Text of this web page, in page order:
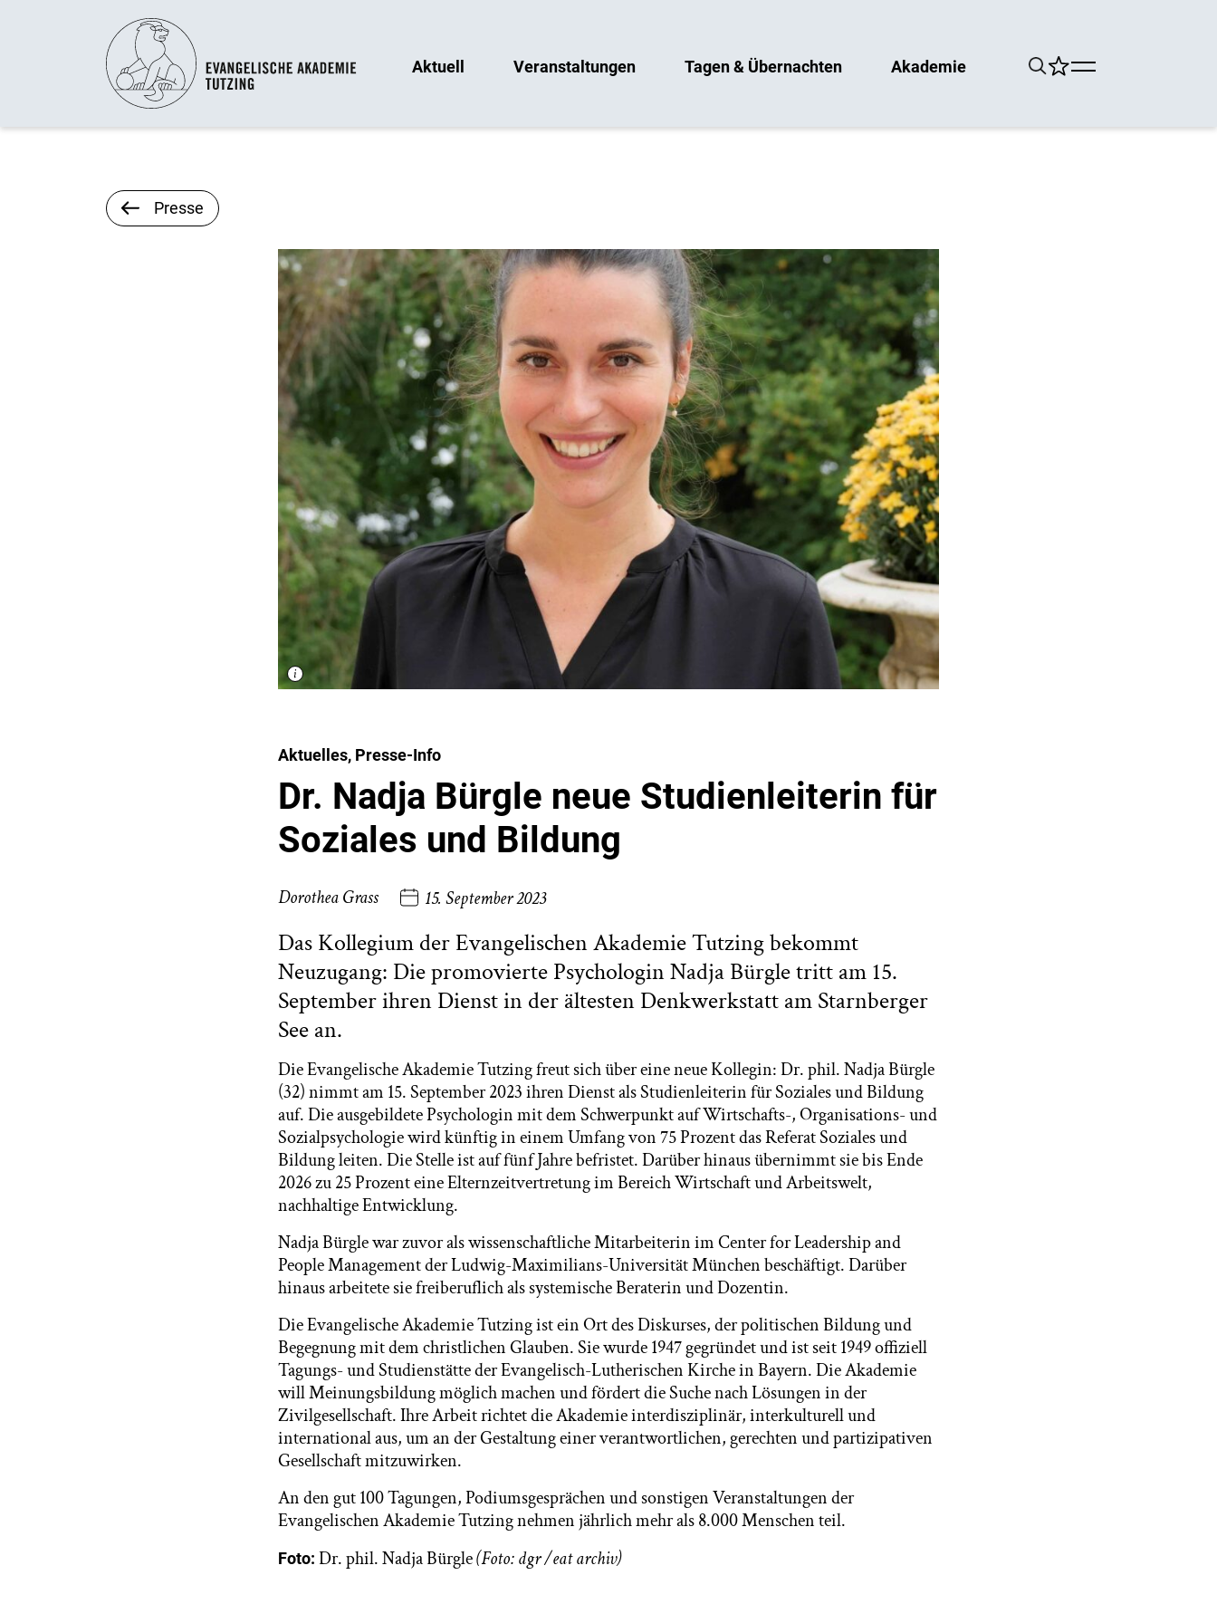
Aktuell Veranstaltungen Tagen & Übernachten Akademie
Presse
Aktuelles, Presse-Info
Dr. Nadja Bürgle neue Studienleiterin für
Soziales und Bildung
Dorothea Grass 15. September 2023
Das Kollegium der Evangelischen Akademie Tutzing bekommt
Neuzugang: Die promovierte Psychologin Nadja Bürgle tritt am 15.
September ihren Dienst in der ältesten Denkwerkstatt am Starnberger
See an.
Die Evangelische Akademie Tutzing freut sich über eine neue Kollegin: Dr. phil. Nadja Bürgle
(32) nimmt am 15. September 2023 ihren Dienst als Studienleiterin für Soziales und Bildung
auf. Die ausgebildete Psychologin mit dem Schwerpunkt auf Wirtschafts-, Organisations- und
Sozialpsychologie wird künftig in einem Umfang von 75 Prozent das Referat Soziales und
Bildung leiten. Die Stelle ist auf fünf Jahre befristet. Darüber hinaus übernimmt sie bis Ende
2026 zu 25 Prozent eine Elternzeitvertretung im Bereich Wirtschaft und Arbeitswelt,
nachhaltige Entwicklung.
Nadja Bürgle war zuvor als wissenschaftliche Mitarbeiterin im Center for Leadership and
People Management der Ludwig-Maximilians-Universität München beschäftigt. Darüber
hinaus arbeitete sie freiberuflich als systemische Beraterin und Dozentin.
Die Evangelische Akademie Tutzing ist ein Ort des Diskurses, der politischen Bildung und
Begegnung mit dem christlichen Glauben. Sie wurde 1947 gegründet und ist seit 1949 offiziell
Tagungs- und Studienstätte der Evangelisch-Lutherischen Kirche in Bayern. Die Akademie
will Meinungsbildung möglich machen und fördert die Suche nach Lösungen in der
Zivilgesellschaft. Ihre Arbeit richtet die Akademie interdisziplinär, interkulturell und
international aus, um an der Gestaltung einer verantwortlichen, gerechten und partizipativen
Gesellschaft mitzuwirken.
An den gut 100 Tagungen, Podiumsgesprächen und sonstigen Veranstaltungen der
Evangelischen Akademie Tutzing nehmen jährlich mehr als 8.000 Menschen teil.
Foto: Dr. phil. Nadja Bürgle(Foto: dgr /eat archiv)